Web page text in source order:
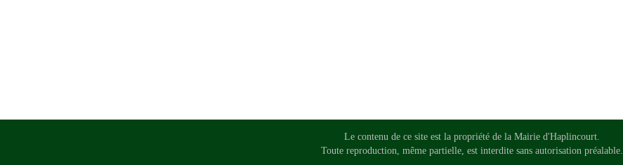
Le contenu de ce site est la propriété de la Mairie d'Haplincourt.
Toute reproduction, même partielle, est interdite sans autorisation préalable.